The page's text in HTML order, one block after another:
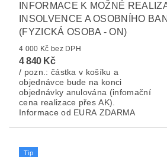
INFORMACE K MOŽNÉ
INSOLVENCE A OSOBNÍHO
(FYZICKÁ OSOBA - ON)
4 000 Kč bez DPH
4 840 Kč
/ pozn.: částka v košíku a
objednávce bude na konci
objednávky anulována (infomační
cena realizace přes AK).
Informace od EURA ZDARMA
Tip